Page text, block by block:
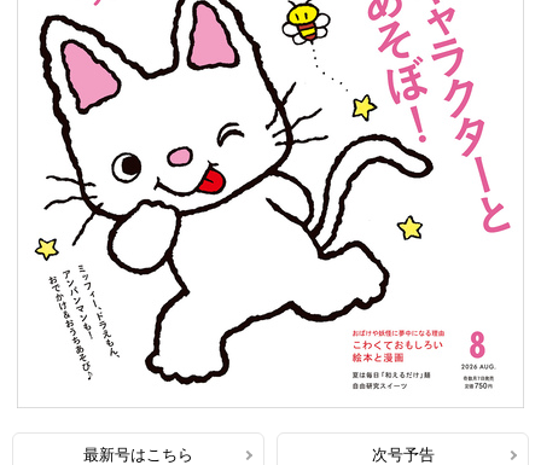
最新号はこちら 次号予告